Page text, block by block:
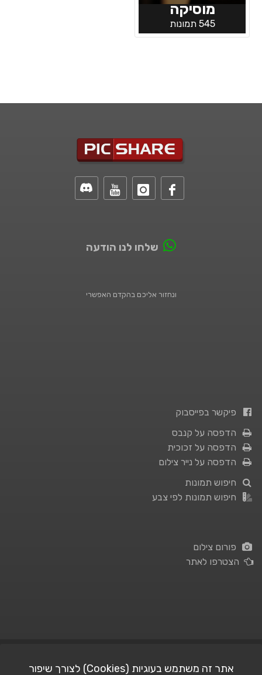
מוסיקה
545 תמונות
שלחו לנו הודעה
ונחזור אליכם בהקדם האפשרי
פיקשר בפייסבוק
הדפסה על קנבס
הדפסה על זכוכית
הדפסה על נייר צילום
חיפוש תמונות
חיפוש תמונות לפי צבע
פורום צילום
הצטרפו לאתר
אתר זה משתמש בעוגיות (Cookies) לצורך שיפור